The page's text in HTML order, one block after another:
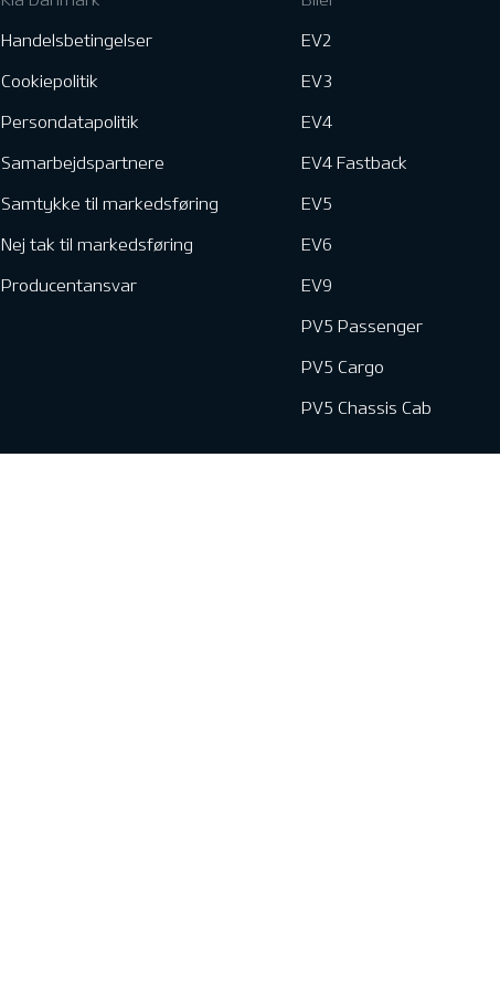
Handelsbetingelser
Cookiepolitik
Persondatapolitik
Samarbejdspartnere
Samtykke til markedsføring
Nej tak til markedsføring
Producentansvar
EV2
EV3
EV4
EV4 Fastback
EV5
EV6
EV9
PV5 Passenger
PV5 Cargo
PV5 Chassis Cab